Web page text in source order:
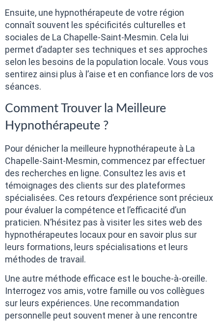
Ensuite, une hypnothérapeute de votre région
connaît souvent les spécificités culturelles et
sociales de La Chapelle-Saint-Mesmin. Cela lui
permet d’adapter ses techniques et ses approches
selon les besoins de la population locale. Vous vous
sentirez ainsi plus à l’aise et en confiance lors de vos
séances.
Comment Trouver la Meilleure
Hypnothérapeute ?
Pour dénicher la meilleure hypnothérapeute à La
Chapelle-Saint-Mesmin, commencez par effectuer
des recherches en ligne. Consultez les avis et
témoignages des clients sur des plateformes
spécialisées. Ces retours d’expérience sont précieux
pour évaluer la compétence et l’efficacité d’un
praticien. N’hésitez pas à visiter les sites web des
hypnothérapeutes locaux pour en savoir plus sur
leurs formations, leurs spécialisations et leurs
méthodes de travail.
Une autre méthode efficace est le bouche-à-oreille.
Interrogez vos amis, votre famille ou vos collègues
sur leurs expériences. Une recommandation
personnelle peut souvent mener à une rencontre